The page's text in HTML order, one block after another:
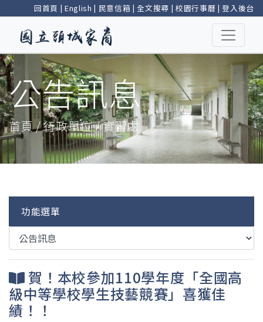
回首頁 | English | 民意信箱 |全文搜尋 | 校園行事曆 |登入後台
公告訊息
首頁 / 行政單位 / 實習處
功能選單
賀！本校參加110學年度「全國高
級中等學校學生技藝競賽」喜獲佳
績！！